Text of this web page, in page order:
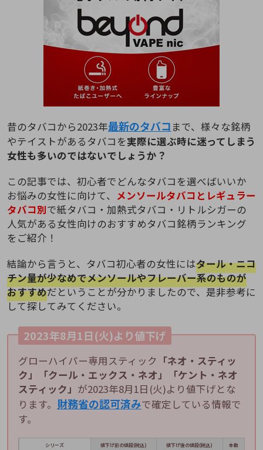
昔のタバコから2023年最新のタバコ まで、様々な銘柄
やテイストがあるタバコを実際に選ぶ時に迷ってしまう
女性も多いのではないでしょうか？
この記事では、初心者でどんなタバコを選べばいいか
お悩みの女性に向けて、 メンソールタバコとレギュラー
タバコ別で紙タバコ・加熱式タバコ・リトルシガーの
人気がある女性向けのおすすめタバコ銘柄ランキング
をご紹介！
結論から言うと、タバコ初心者の女性にはタール・ニコ
チン量が少なめでメンソールやフレーバー系のものが
おすすめだということが分かりましたので、是非参考に
して探してみてください。
2023年8月1日(火)より値下げ
グローハイパー専用スティック 「ネオ・スティッ
ク」「クール・エックス・ネオ」「ケント・ネオ
スティック」 が2023年8月1日(火)より値下げとな
ります。 財務省の認可済みで確定している情報で
す。
シリーズ 値下げ前の値段(税込) 値下げ後の値段(税込) 本数